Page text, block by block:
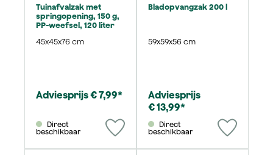
Tuinafvalzak met
springopening, 150 g,
PP-weefsel, 120 liter
45x45x76 cm
Adviesprijs € 7,99*
beschikbaar
Bladopvangzak 200 l
59x59x56 cm
Adviesprijs
€ 13,99*
beschikbaar